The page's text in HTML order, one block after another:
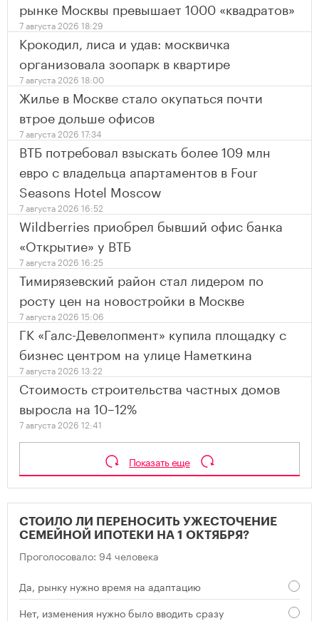
рынке Москвы превышает 1000 «квадратов»
7 августа 2026 18:29
Крокодил, лиса и удав: москвичка
организовала зоопарк в квартире
7 августа 2026 18:00
Жилье в Москве стало окупаться почти
втрое дольше офисов
7 августа 2026 17:34
ВТБ потребовал взыскать более 109 млн
евро с владельца апартаментов в Four
Seasons Hotel Moscow
7 августа 2026 16:52
Wildberries приобрел бывший офис банка
«Открытие» у ВТБ
7 августа 2026 16:25
Тимирязевский район стал лидером по
росту цен на новостройки в Москве
7 августа 2026 15:06
ГК «Галс-Девелопмент» купила площадку с
бизнес центром на улице Наметкина
7 августа 2026 13:22
Стоимость строительства частных домов
выросла на 10–12%
7 августа 2026 12:41
Показать еще
СТОИЛО ЛИ ПЕРЕНОСИТЬ УЖЕСТОЧЕНИЕ
СЕМЕЙНОЙ ИПОТЕКИ НА 1 ОКТЯБРЯ?
Проголосовало: 94 человека
Да, рынку нужно время на адаптацию
Нет, изменения нужно было вводить сразу